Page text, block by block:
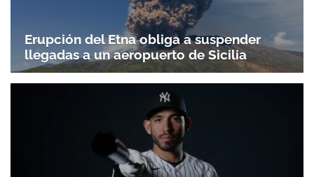
Erupción del Etna obliga a suspender
llegadas a un aeropuerto de Sicilia